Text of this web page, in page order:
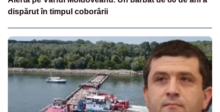
dispărut în timpul coborârii